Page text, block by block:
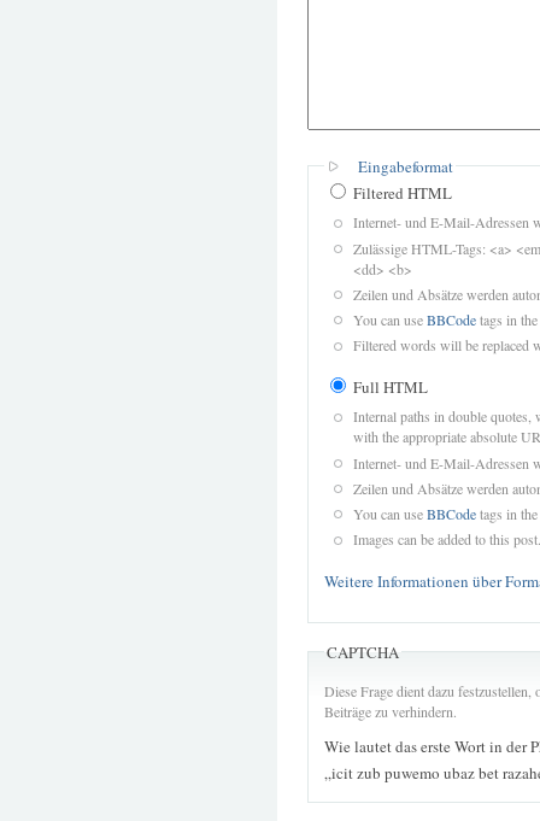
Eingabeformat
Filtered HTML
Internet- und E-Mail-Adressen
Zulässige HTML-Tags: <a>
<dd> <b>
Zeilen und Absätze werden
You can useBBCodetags in
Filtered words will be replaced
Full HTML
Internal paths in double quotes,
with the appropriate absolute
Internet- und E-Mail-Adressen
Zeilen und Absätze werden
You can useBBCodetags in
Images can be added to this post.
Weitere Informationen über
CAPTCHA
Diese Frage dient dazu
Beiträge zu verhindern.
Wie lautet das erste Wort in der
„icit zub puwemo ubaz bet